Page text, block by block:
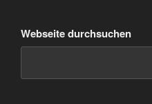
Webseite durchsuchen